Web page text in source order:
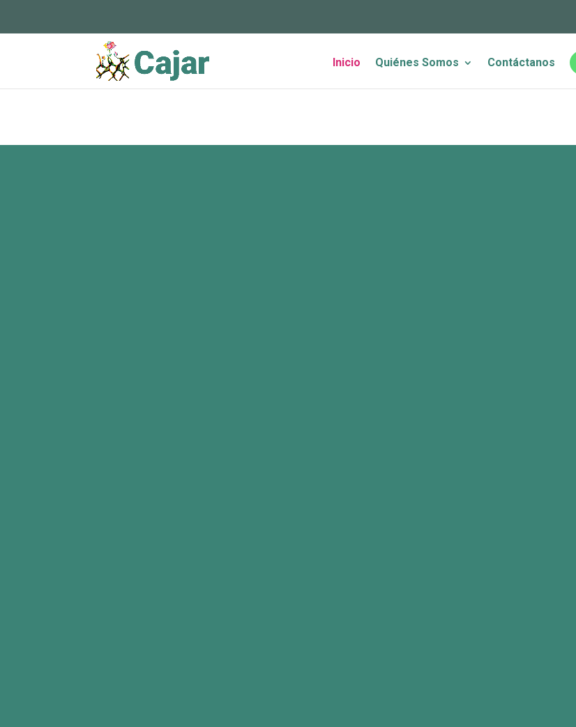
Inicio Quiénes Somos Contáctanos